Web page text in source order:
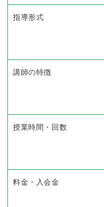
指導形式
講師の特徴
授業時間・回数
料金・入会金